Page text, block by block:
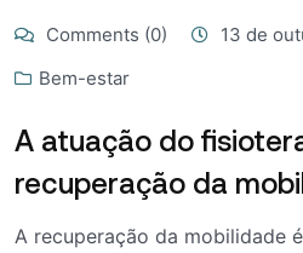
Comments (0)
13 de
Bem-estar
A atuação do
recuperação da
A recuperação da mobilidade